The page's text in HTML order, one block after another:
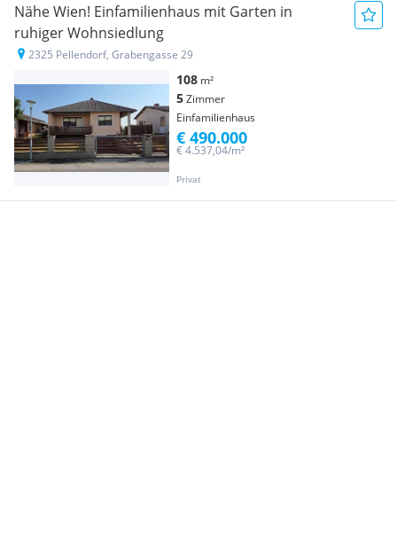
Nähe Wien! Einfamilienhaus mit Garten in
ruhiger Wohnsiedlung
2325 Pellendorf, Grabengasse 29
108 m²
5Zimmer
Einfamilienhaus
Privat
€ 4.537,04/m²
€ 490.000